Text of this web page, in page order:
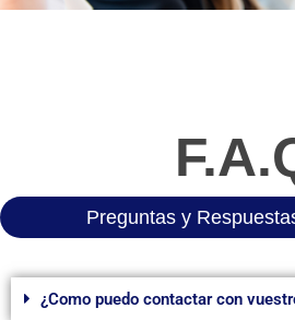
Preguntas y
¿Como puedo contactar con